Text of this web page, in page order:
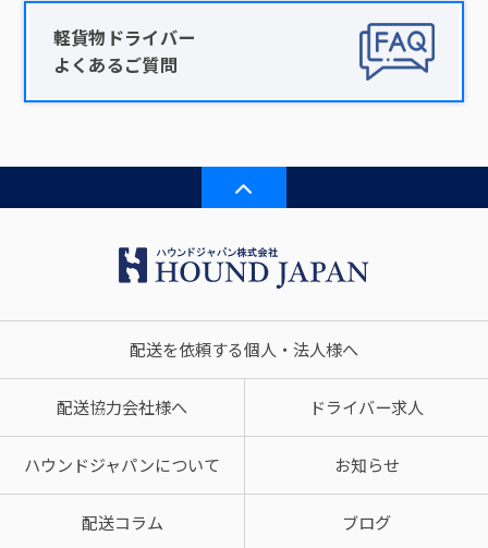
軽貨物ドライバー
よくあるご質問
配送を依頼する個人・法人様へ
配送協力会社様へ ドライバー求人
ハウンドジャパンについて お知らせ
配送コラム ブログ